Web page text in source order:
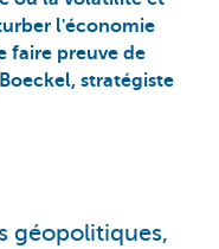
l'économie
faire preuve de
stratégiste
géopolitiques,